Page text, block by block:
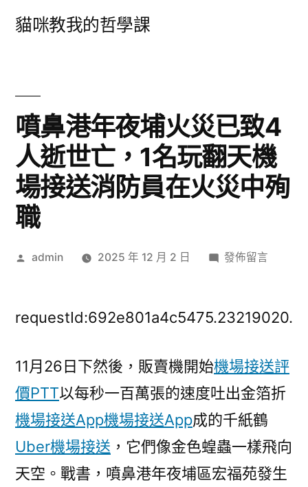
貓咪教我的哲學課
噴鼻港年夜埔火災已致4
人逝世亡，1名玩翻天機
場接送消防員在火災中殉
職
作
admin 2025 年 12 月 2 日
在
港
埔
火
災
已
致
4
發佈留言
requestId:692e801a4c5475.23219020.
11月26日下然後，販賣機開始機場接送評
價PTT以每秒一百萬張的速度吐出金箔折
機場接送App機場接送App成的千紙鶴
Uber機場接送 ，它們像金色蝗蟲一樣飛向
天空。戰書，噴鼻港年夜埔區宏福苑發生